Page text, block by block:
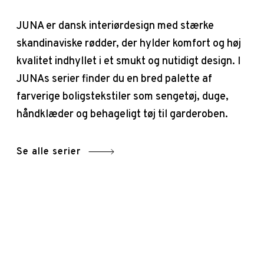
JUNA er dansk interiørdesign med stærke
skandinaviske rødder, der hylder komfort og høj
kvalitet indhyllet i et smukt og nutidigt design. I
JUNAs serier finder du en bred palette af
farverige boligstekstiler som sengetøj, duge,
håndklæder og behageligt tøj til garderoben.
Se alle serier